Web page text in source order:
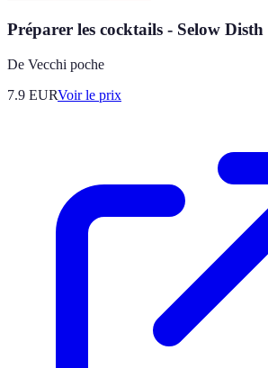
Préparer les cocktails - Selow Disth
De Vecchi poche
7.9 EURVoir le prix